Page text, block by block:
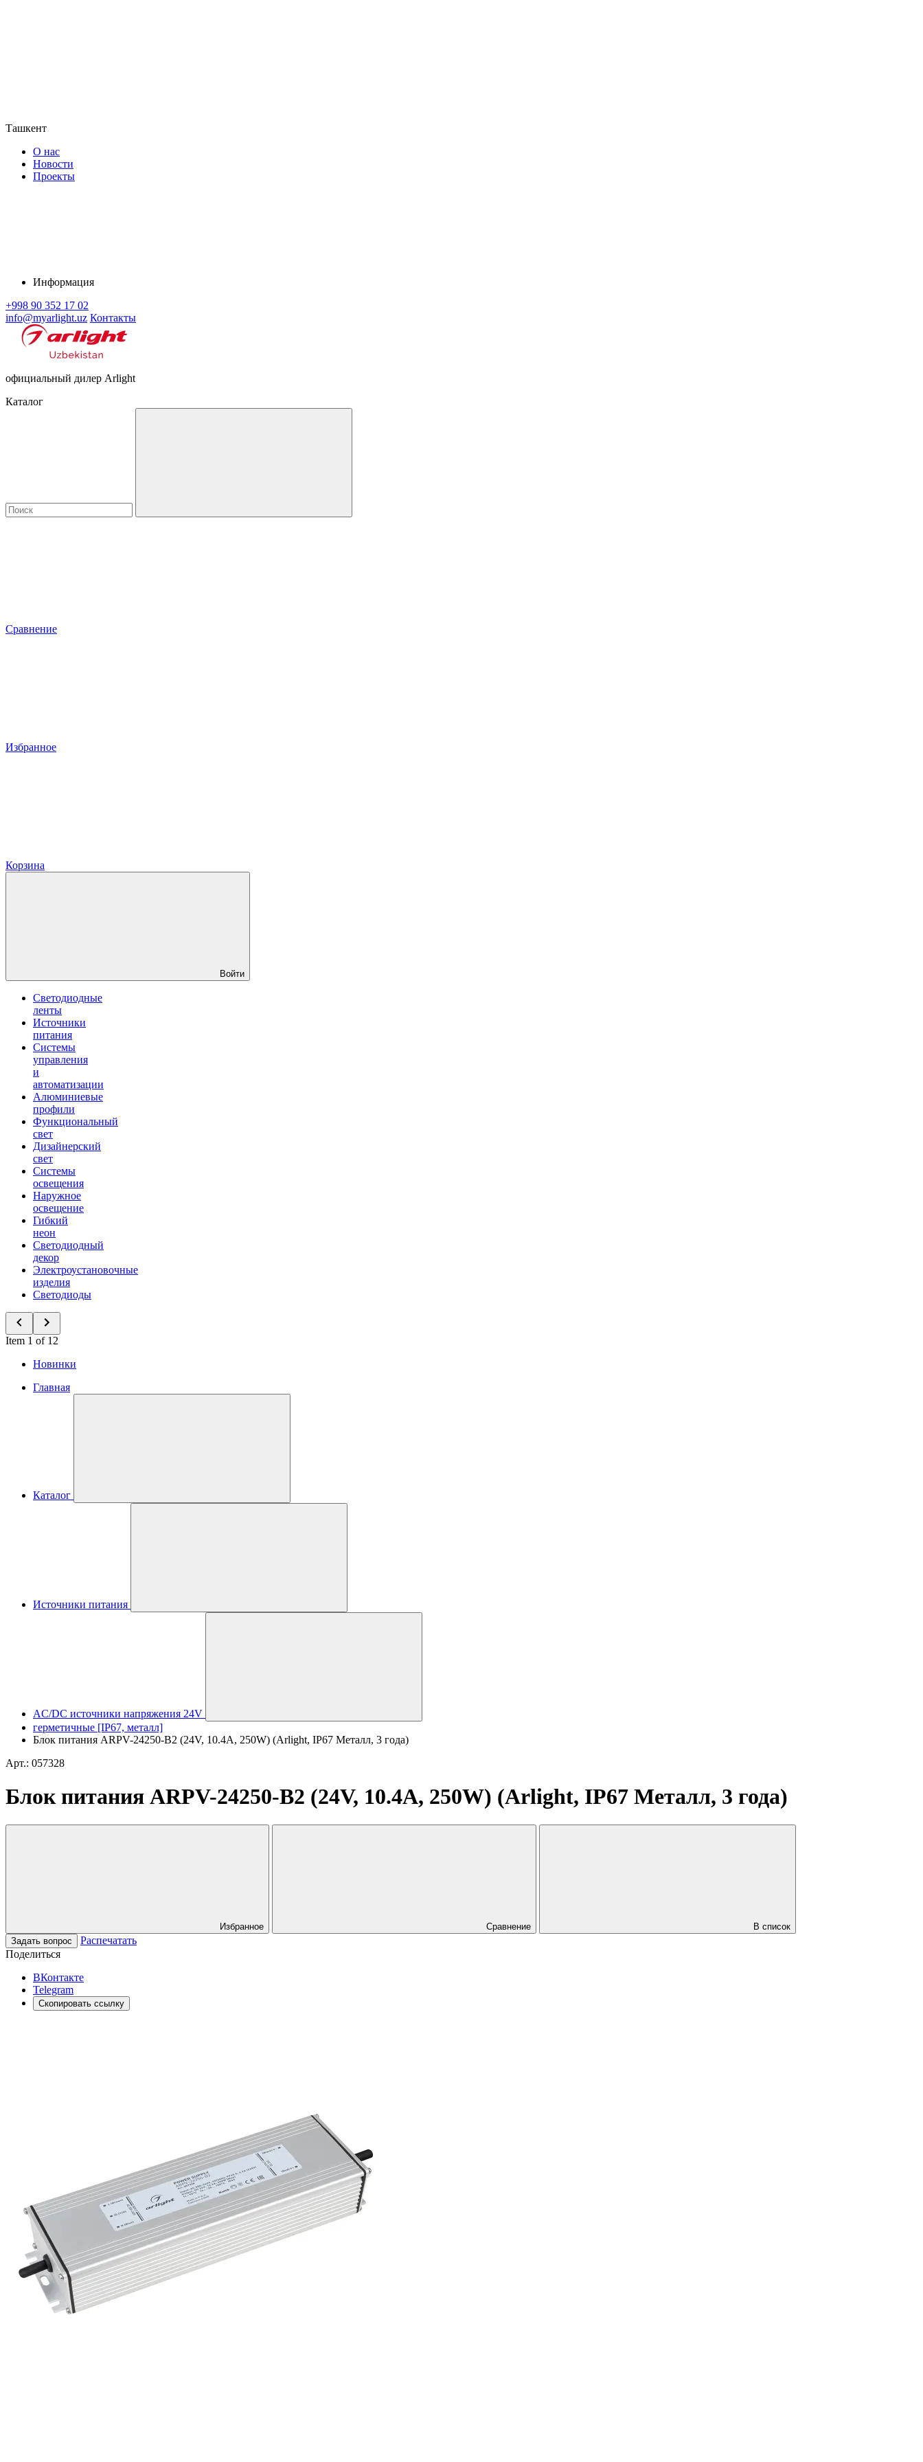
Ташкент
О нас
Новости
Проекты
Информация
+998 90 352 17 02
info@myarlight.uz Контакты
официальный дилер Arlight
Каталог
Сравнение
Избранное
Корзина
Войти
Светодиодные
ленты
Источники
питания
Системы
управления
и
автоматизации
Алюминиевые
профили
Функциональный
свет
Дизайнерский
свет
Системы
освещения
Наружное
освещение
Гибкий
неон
Светодиодный
декор
Электроустановочные
изделия
Светодиоды
Item 1 of 12
Новинки
Главная
Каталог
Источники питания
AC/DC источники напряжения 24V
герметичные [IP67, металл]
Блок питания ARPV-24250-B2 (24V, 10.4A, 250W) (Arlight, IP67 Металл, 3 года)
Арт.: 057328
Блок питания ARPV-24250-B2 (24V, 10.4A, 250W) (Arlight, IP67 Металл, 3 года)
Избранное Сравнение
В список
Задать вопрос
Распечатать
Поделиться
ВКонтакте
Telegram
Скопировать ссылку